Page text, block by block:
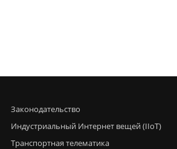
Законодательство
Индустриальный Интернет вещей (IIoT)
Транспортная телематика